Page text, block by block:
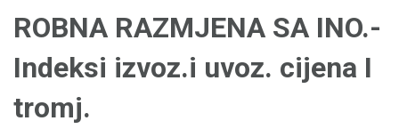
ROBNA RAZMJENA SA INO.-
Indeksi izvoz.i uvoz. cijena I
tromj.